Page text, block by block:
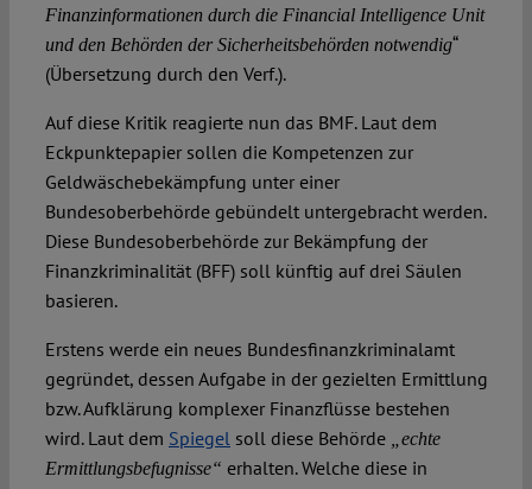
Finanzinformationen durch die Financial Intelligence Unit
und den Behörden der Sicherheitsbehörden notwendig“
(Übersetzung durch den Verf.).
Auf diese Kritik reagierte nun das BMF. Laut dem
Eckpunktepapier sollen die Kompetenzen zur
Geldwäschebekämpfung unter einer
Bundesoberbehörde gebündelt untergebracht werden.
Diese Bundesoberbehörde zur Bekämpfung der
Finanzkriminalität (BFF) soll künftig auf drei Säulen
basieren.
Erstens werde ein neues Bundesfinanzkriminalamt
gegründet, dessen Aufgabe in der gezielten Ermittlung
bzw. Aufklärung komplexer Finanzflüsse bestehen
wird. Laut dem Spiegel soll diese Behörde
„echte
Ermittlungsbefugnisse“ erhalten. Welche diese in